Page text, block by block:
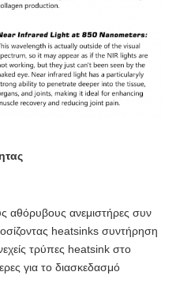
αθόρυβους ανεμιστήρες συν
heatsinks συντήρηση
τρύπες heatsink στο
για το διασκεδασμό